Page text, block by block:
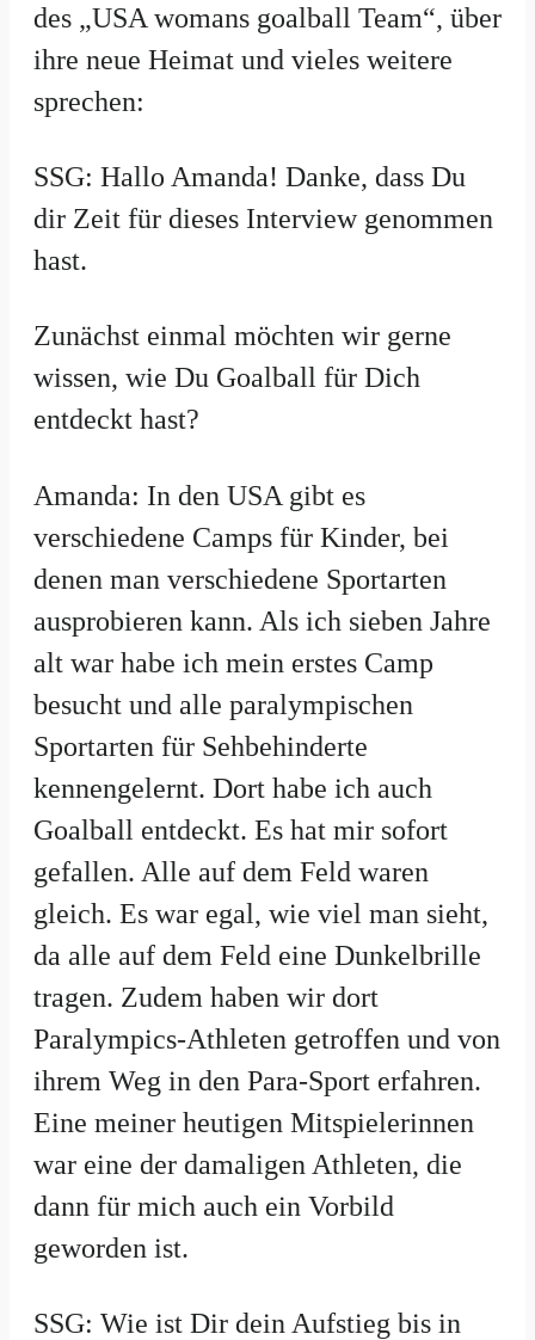
des „USA womans goalball Team“, über
ihre neue Heimat und vieles weitere
sprechen:
SSG: Hallo Amanda! Danke, dass Du
dir Zeit für dieses Interview genommen
hast.
Zunächst einmal möchten wir gerne
wissen, wie Du Goalball für Dich
entdeckt hast?
Amanda: In den USA gibt es
verschiedene Camps für Kinder, bei
denen man verschiedene Sportarten
ausprobieren kann. Als ich sieben Jahre
alt war habe ich mein erstes Camp
besucht und alle paralympischen
Sportarten für Sehbehinderte
kennengelernt. Dort habe ich auch
Goalball entdeckt. Es hat mir sofort
gefallen. Alle auf dem Feld waren
gleich. Es war egal, wie viel man sieht,
da alle auf dem Feld eine Dunkelbrille
tragen. Zudem haben wir dort
Paralympics-Athleten getroffen und von
ihrem Weg in den Para-Sport erfahren.
Eine meiner heutigen Mitspielerinnen
war eine der damaligen Athleten, die
dann für mich auch ein Vorbild
geworden ist.
SSG: Wie ist Dir dein Aufstieg bis in